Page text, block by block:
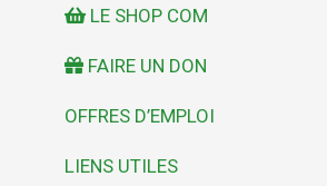
LE SHOP COM
FAIRE UN DON
OFFRES D’EMPLOI
LIENS UTILES